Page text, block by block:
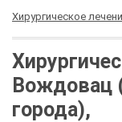
Хирургическое
Вождовац
города),